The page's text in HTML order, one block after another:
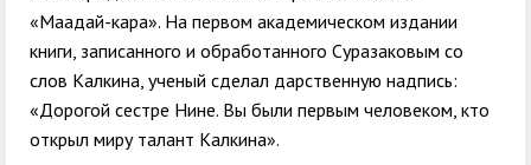
«Маадай-кара». На первом академическом издании
книги, записанного и обработанного Суразаковым со
слов Калкина, ученый сделал дарственную надпись:
«Дорогой сестре Нине. Вы были первым человеком, кто
открыл миру талант Калкина».